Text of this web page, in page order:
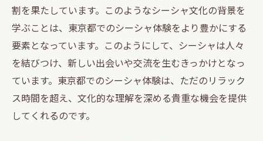
割を果たしています。このようなシーシャ文化の背景を
学ぶことは、東京都でのシーシャ体験をより豊かにする
要素となっています。このようにして、シーシャは人々
を結びつけ、新しい出会いや交流を生むきっかけとなっ
ています。東京都でのシーシャ体験は、ただのリラック
ス時間を超え、文化的な理解を深める貴重な機会を提供
してくれるのです。